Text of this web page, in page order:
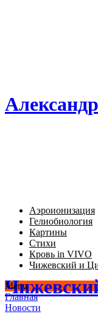
Аэроионизация
Гелиобиология
Картины
Стихи
Кровь in VIVO
Чижевский и
Menu
Главная
Новости